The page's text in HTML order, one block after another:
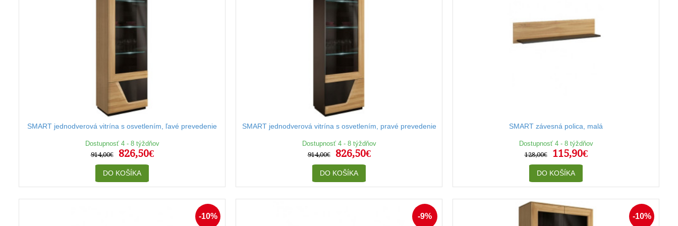
SMART jednodverová vitrína s osvetlením, ľavé prevedenie
Dostupnosť 4 - 8 týždňov
914,00€
826,50€
DO KOŠÍKA
SMART jednodverová vitrína s osvetlením, pravé prevedenie
Dostupnosť 4 - 8 týždňov
914,00€
826,50€
DO KOŠÍKA
SMART závesná polica, malá
Dostupnosť 4 - 8 týždňov
128,00€
115,90€
DO KOŠÍKA
-10% -9% -10%